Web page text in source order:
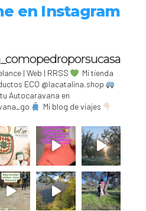
en Instagram
| Web | RRSS
Mi tienda
ECO @lacatalina.shop
Autocaravana en
Mi blog de viajes